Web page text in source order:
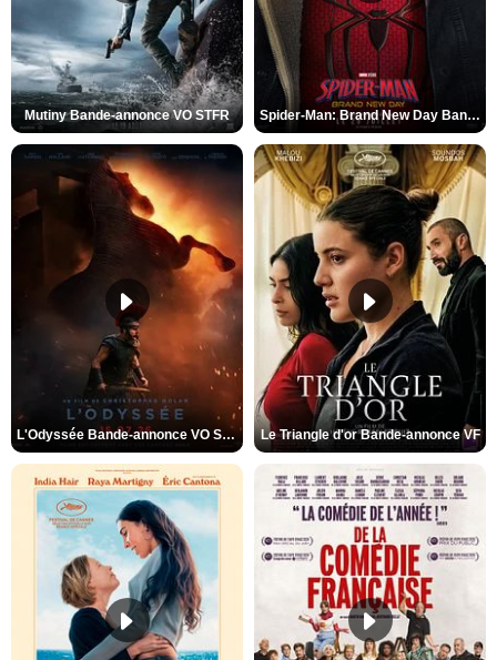
Mutiny Bande-annonce VO STFR Spider-Man: Brand New Day Bande-annonce VO STFR
L'Odyssée Bande-annonce VO STFR Le Triangle d'or Bande-annonce VF